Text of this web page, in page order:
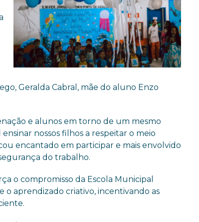
Geralda Cabral, mãe do aluno Enzo
e alunos em torno de um mesmo
nossos filhos a respeitar o meio
encantado em participar e mais envolvido
do trabalho.
o compromisso da Escola Municipal
o aprendizado criativo, incentivando as